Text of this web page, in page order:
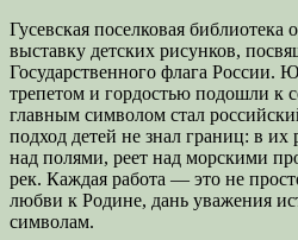
Гусевская поселковая библиотека
выставку детских рисунков,
Государственного флага
трепетом и гордостью подошли к
главным символом стал
подход детей не знал границ: в их
над полями, реет над морскими
рек. Каждая работа — это не
любви к Родине, дань уважения
символам.